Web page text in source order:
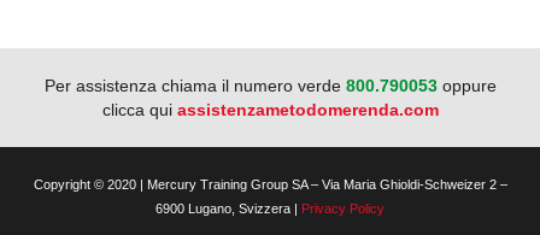
Per assistenza chiama il numero verde 800.790053 oppure
clicca qui assistenzametodomerenda.com
Copyright © 2020 | Mercury Training Group SA – Via Maria Ghioldi-Schweizer 2 –
6900 Lugano, Svizzera | Privacy Policy